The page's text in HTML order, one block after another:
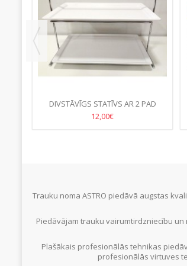
DIVSTĀVĪGS STATĪVS AR 2 PAD
MELAMĪNA PAPLĀTĒM 32*52CM,...
12,00€
Trauku noma ASTRO piedāvā augstas
Piedāvājam trauku vairumtirdzniecību
Plašākais profesionālās tehnikas
profesionālās virtuves